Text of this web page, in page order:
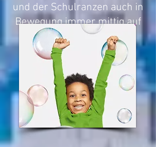
und der Schulranzen auch in
Bewegung immer mittig auf
dem Rücken sitzt.